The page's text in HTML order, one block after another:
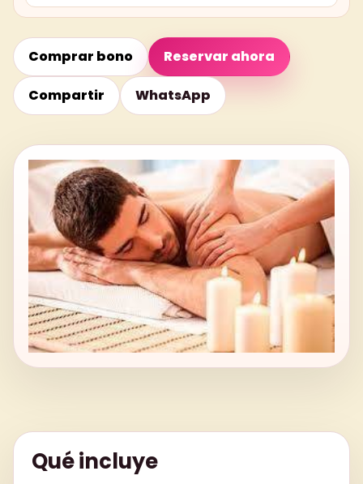
Comprar bono Reservar ahora
Compartir WhatsApp
Qué incluye